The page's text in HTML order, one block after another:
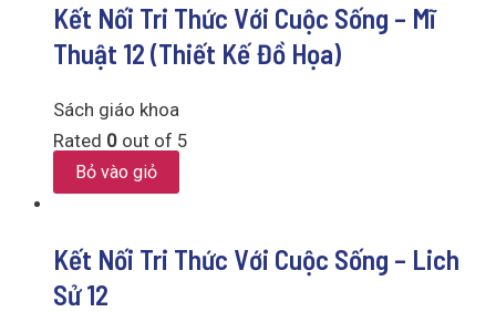
Kết Nối Tri Thức Với Cuộc Sống – Mĩ
Thuật 12 (Thiết Kế Đồ Họa)
Sách giáo khoa
Rated 0 out of 5
Bỏ vào giỏ
Kết Nối Tri Thức Với Cuộc Sống – Lich
Sử 12